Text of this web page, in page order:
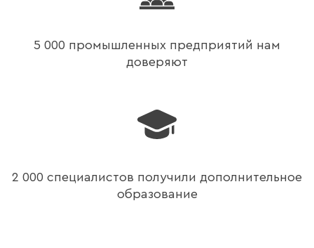
5 000 промышленных предприятий нам
доверяют
2 000 специалистов получили дополнительное
образование